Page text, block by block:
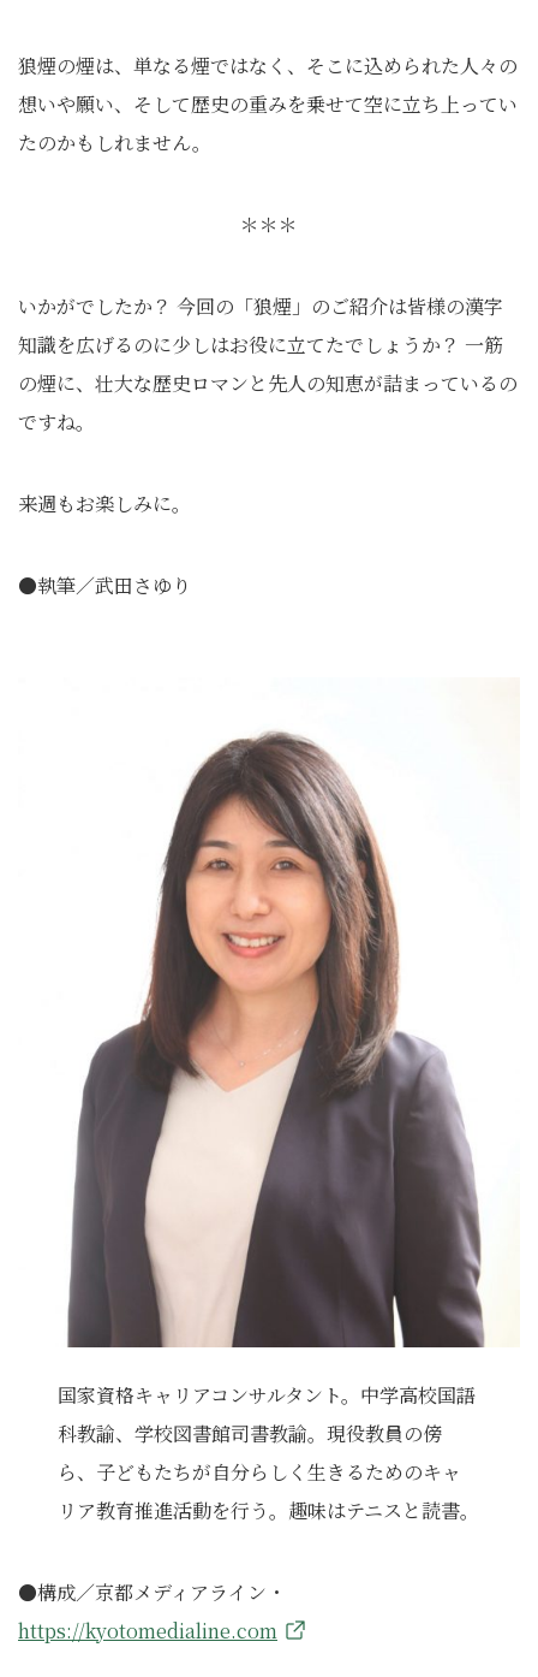
狼煙の煙は、単なる煙ではなく、そこに込められた人々の
想いや願い、そして歴史の重みを乗せて空に立ち上ってい
たのかもしれません。
＊＊＊
いかがでしたか？ 今回の「狼煙」のご紹介は皆様の漢字
知識を広げるのに少しはお役に立てたでしょうか？ 一筋
の煙に、壮大な歴史ロマンと先人の知恵が詰まっているの
ですね。
来週もお楽しみに。
●執筆／武田さゆり
国家資格キャリアコンサルタント。中学高校国語
科教諭、学校図書館司書教諭。現役教員の傍
ら、子どもたちが自分らしく生きるためのキャ
リア教育推進活動を行う。趣味はテニスと読書。
●構成／京都メディアライン・
https://kyotomedialine.com